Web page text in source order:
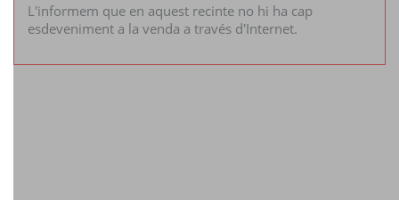
RECINTES
LES MEVES ENTRADES
L'informem que en aquest recinte no hi ha cap
esdeveniment a la venda a través d'Internet.